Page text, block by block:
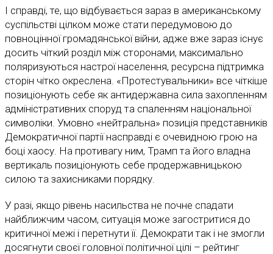
І справді, те, що відбувається зараз в американському
суспільстві цілком може стати передумовою до
повноцінної громадянської війни, адже вже зараз існує
досить чіткий розділ між сторонами, максимально
поляризуються настрої населення, ресурсна підтримка
сторін чітко окреслена. «Протестувальники» все чіткіше
позиціонують себе як антидержавна сила захопленням
адміністративних споруд та спаленням національної
символіки. Умовно «нейтральна» позиція представників
Демократичної партії насправді є очевидною грою на
боці хаосу. На противагу ним, Трамп та його владна
вертикаль позиціонують себе продержавницькою
силою та захисниками порядку.
У разі, якщо рівень насильства не почне спадати
найближчим часом, ситуація може загостритися до
критичної межі і перетнути її. Демократи так і не змогли
досягнути своєї головної політичної цілі – рейтинг